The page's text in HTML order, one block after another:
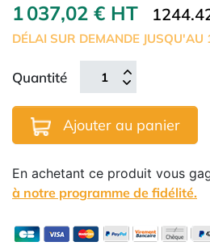
1 037,02 € HT
DÉLAI SUR DEMANDE
Quantité
Ajouter au panier
En achetant ce produit vous
à notre programme de fidélité.